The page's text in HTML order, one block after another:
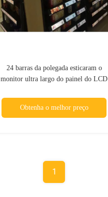
24 barras da polegada esticaram o
monitor ultra largo do painel do LCD
Obtenha o melhor preço
1